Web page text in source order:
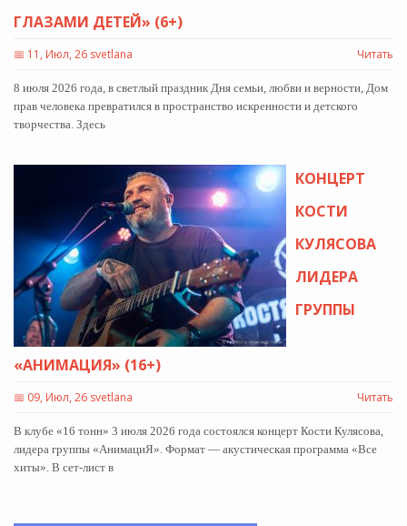
ГЛАЗАМИ ДЕТЕЙ» (6+)
📅 11, Июл, 26 svetlana Читать
8 июля 2026 года, в светлый праздник Дня семьи, любви и верности, Дом
прав человека превратился в пространство искренности и детского
творчества. Здесь
КОНЦЕРТ
КОСТИ
КУЛЯСОВА
ЛИДЕРА
ГРУППЫ
«АНИМАЦИЯ» (16+)
📅 09, Июл, 26 svetlana Читать
В клубе «16 тонн» 3 июля 2026 года состоялся концерт Кости Кулясова,
лидера группы «АнимациЯ». Формат — акустическая программа «Все
хиты». В сет-лист в